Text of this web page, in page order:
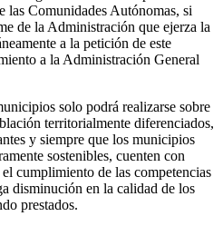
las Comunidades Autónomas, si
de la Administración que ejerza la
a la petición de este
a la Administración General
solo podrá realizarse sobre
territorialmente diferenciados,
y siempre que los municipios
sostenibles, cuenten con
cumplimiento de las competencias
disminución en la calidad de los
prestados.